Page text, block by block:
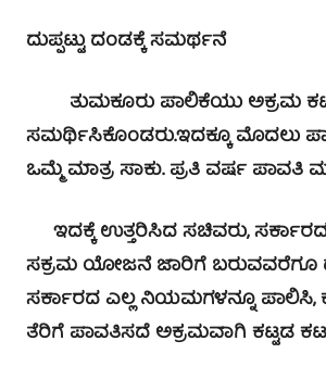
ದುಪ್ಪಟ್ಟು ದಂಡಕ್ಕೆ ಸಮರ್ಥನೆ
ತುಮಕೂರು ಪಾಲಿಕೆಯು ಅಕ್ರಮ
ಸಮರ್ಥಿಸಿಕೊಂಡರು.ಇದಕ್ಕೂ ಮೊದಲು
ಒಮ್ಮೆ ಮಾತ್ರ ಸಾಕು. ಪ್ರತಿ ವರ್ಷ ಪಾವತಿ
ಇದಕ್ಕೆ ಉತ್ತರಿಸಿದ ಸಚಿವರು, ಸರ್ಕಾರದ
ಸಕ್ರಮ ಯೋಜನೆ ಜಾರಿಗೆ ಬರುವವರೆಗೂ
ಸರ್ಕಾರದ ಎಲ್ಲ ನಿಯಮಗಳನ್ನೂ ಪಾಲಿಸಿ,
ತೆರಿಗೆ ಪಾವತಿಸದೆ ಅಕ್ರಮವಾಗಿ ಕಟ್ಟಡ